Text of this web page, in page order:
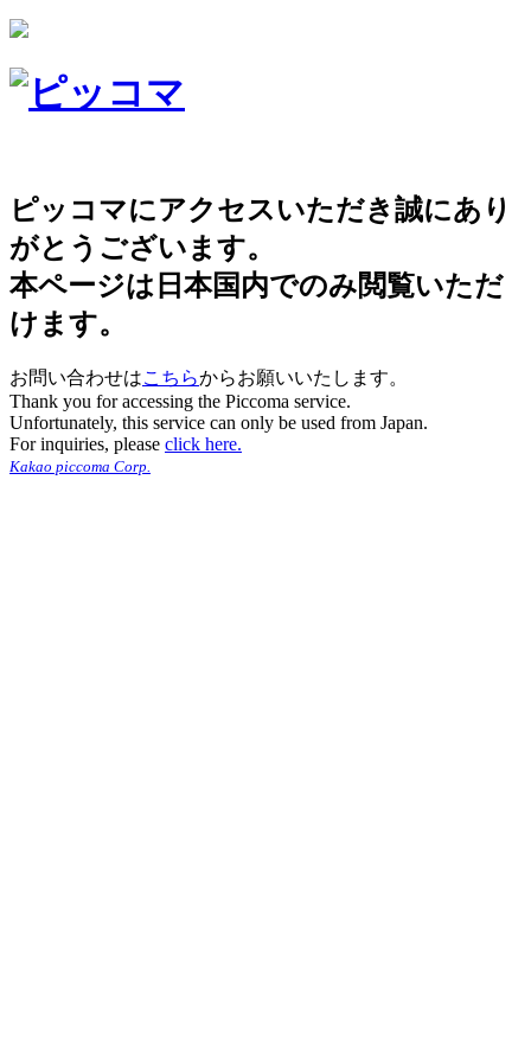
ピッコマにアクセスいただき誠にあり
がとうございます。
本ページは日本国内でのみ閲覧いただ
けます。
お問い合わせはこちらからお願いいたします。
Thank you for accessing the Piccoma service.
Unfortunately, this service can only be used from Japan.
For inquiries, please click here.
Kakao piccoma Corp.